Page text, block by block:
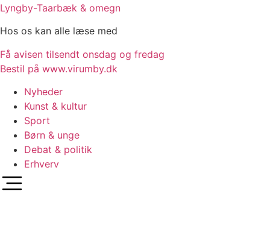
Lyngby-Taarbæk & omegn
Hos os kan alle læse med
Få avisen tilsendt onsdag og fredag
Bestil på www.virumby.dk
Nyheder
Kunst & kultur
Sport
Børn & unge
Debat & politik
Erhverv